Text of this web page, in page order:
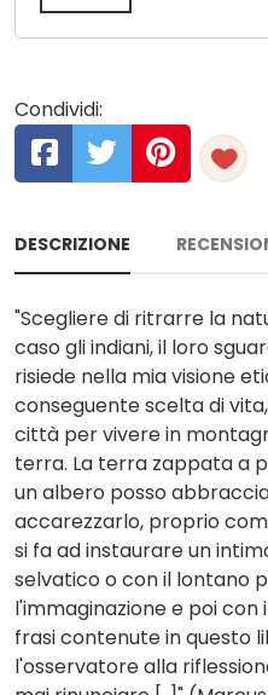
Condividi:
DESCRIZIONE
"Scegliere di ritrarre la
caso gli indiani, il loro
risiede nella mia visione
conseguente scelta di
città per vivere in
terra. La terra zappata a
un albero posso
accarezzarlo, proprio
si fa ad instaurare un
selvatico o con il lontano
l'immaginazione e poi con
frasi contenute in questo
l'osservatore alla